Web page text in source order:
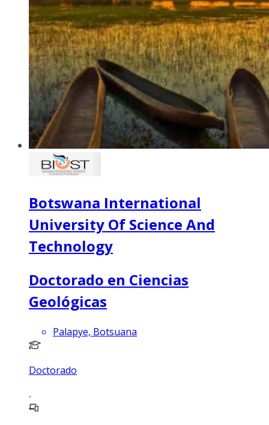
Botswana International
University Of Science And
Technology
Doctorado en Ciencias
Geológicas
Palapye, Botsuana
Doctorado